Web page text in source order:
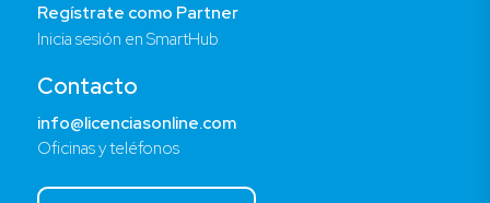
Regístrate como Partner
Inicia sesión en SmartHub
Contacto
info@licenciasonline.com
Oficinas y teléfonos